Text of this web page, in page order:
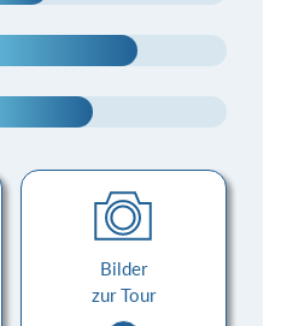
Bilder
zur Tour